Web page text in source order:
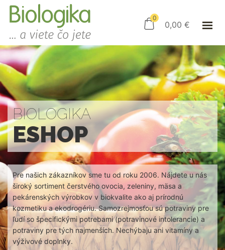
ESHOP
AKO NAKUPOVAŤ
KAMENNÝ OBCHOD
KONTAKT
0
0,00 €
PRIHLÁSENIE
BIOLOGIKA
ESHOP
Pre našich zákazníkov sme tu od roku 2006. Nájdete u nás
široký sortiment čerstvého ovocia, zeleniny, mäsa a
pekárenských výrobkov v biokvalite ako aj prírodnú
kozmetiku a ekodrogériu. Samozrejmosťou sú potraviny pre
ľudí so špecifickými potrebami (potravinové intolerancie) a
potraviny pre tých najmenších. Nechýbaju ani vitamíny a
výživové doplnky.